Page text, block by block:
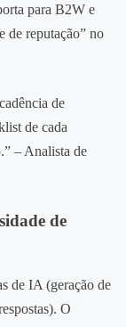
para B2W e
de reputação” no
de
de cada
– Analista de
de
de IA (geração de
O